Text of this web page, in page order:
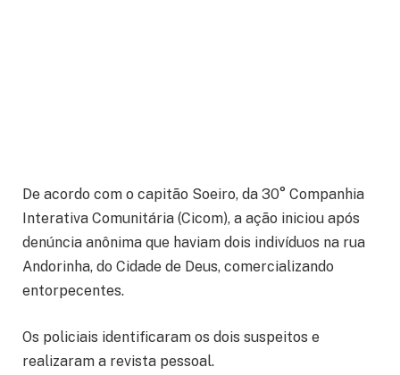
De acordo com o capitão Soeiro, da 30° Companhia
Interativa Comunitária (Cicom), a ação iniciou após
denúncia anônima que haviam dois indivíduos na rua
Andorinha, do Cidade de Deus, comercializando
entorpecentes.
Os policiais identificaram os dois suspeitos e
realizaram a revista pessoal.